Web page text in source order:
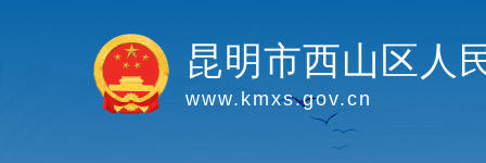
昆明市西山区人
www.kmxs.gov.cn